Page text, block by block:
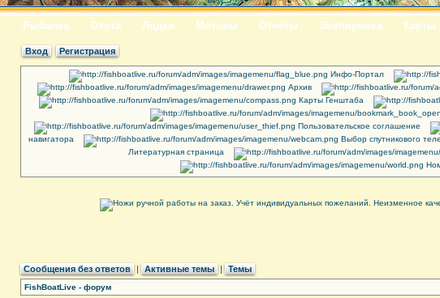
Рыбалка Охота Лодки Моторы Отчёты Экипировка Карты
Вход Регистрация
Инфо-Портал
Архив
Карты Генштаба
Пользовательское соглашение
навигатора
Выбор спутникового
Литературная страница
Сообщения без ответов | Активные темы | Темы
FishBoatLive - форум